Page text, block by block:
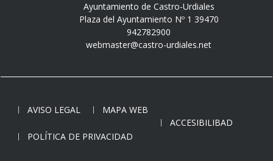
Ayuntamiento de Castro-Urdiales
Plaza del Ayuntamiento Nº 1 39470
942782900
webmaster@castro-urdiales.net
AVISO LEGAL
MAPA WEB
ACCESIBILIBAD
POLÍTICA DE PRIVACIDAD